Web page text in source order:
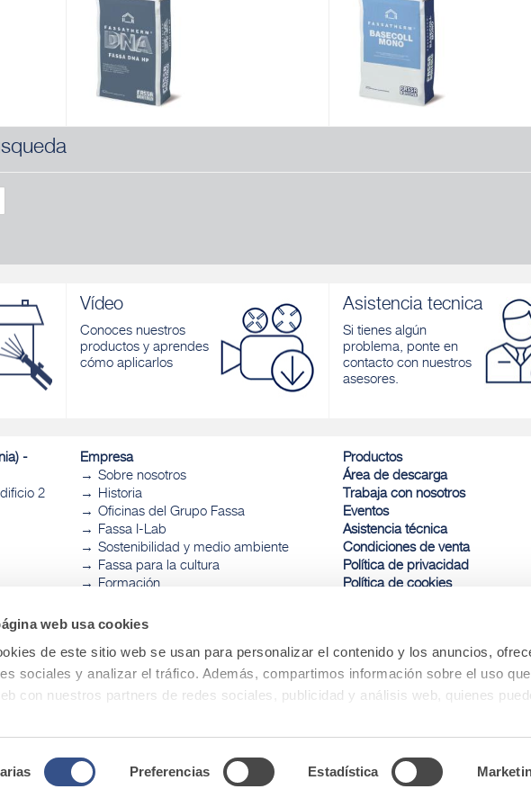
web usa cookies
de este sitio web se usan para personalizar el contenido y los anuncios,
sociales y analizar el tráfico. Además, compartimos información sobre el uso
con nuestros partners de redes sociales, publicidad y análisis web, quienes
hecho de sus servicios.
Preferencias Estadística
prestaciones mecánicas para sistema de
adhesivo para paneles de EPS
Vídeo
Conoces nuestros
productos y aprendes
cómo aplicarlos
Asistencia tecnica
Si tienes algún
problema, ponte en
contacto con nuestros
asesores.
-
2
Empresa
Sobre nosotros
Historia
Oficinas del Grupo Fassa
Fassa I-Lab
Sostenibilidad y medio ambiente
Fassa para la cultura
Formación
Productos
Área de descarga
Trabaja con nosotros
Eventos
Asistencia técnica
Condiciones de venta
Política de privacidad
Política de cookies
Gestión de pedidos
+ 34 900 973 510